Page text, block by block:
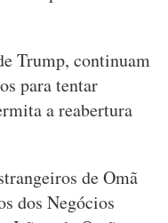
Trump, continuam
para tentar
a reabertura
de Omã
dos Negócios